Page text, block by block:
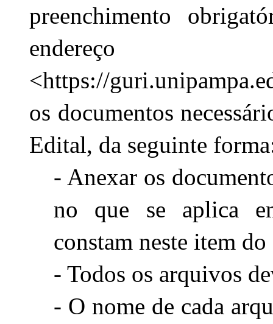
preenchimento
<https://
os documentos
Edital, da seguinte
- Anexar os
no que se aplica
constam neste item
- Todos os arquivos